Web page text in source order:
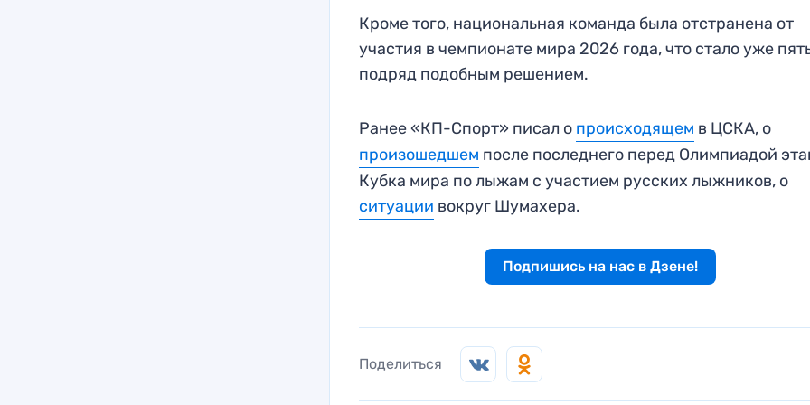
Кроме того, национальная команда была отстранена от
участия в чемпионате мира 2026 года, что стало уже
подряд подобным решением.
Ранее «КП-Спорт» писал о происходящем в ЦСКА, о
произошедшем после последнего перед Олимпиадой
Кубка мира по лыжам с участием русских лыжников, о
ситуации вокруг Шумахера.
Подпишись на нас в Дзене!
Поделиться